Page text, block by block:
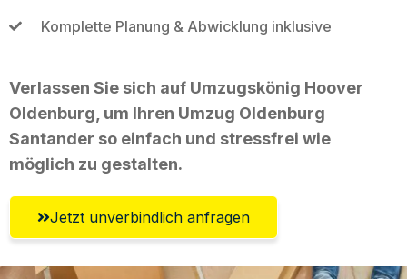
Komplette Planung & Abwicklung inklusive
Verlassen Sie sich auf Umzugskönig Hoover
Oldenburg, um Ihren Umzug Oldenburg
Santander so einfach und stressfrei wie
möglich zu gestalten.
Jetzt unverbindlich anfragen